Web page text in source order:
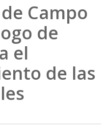
Campo
de
el
de las